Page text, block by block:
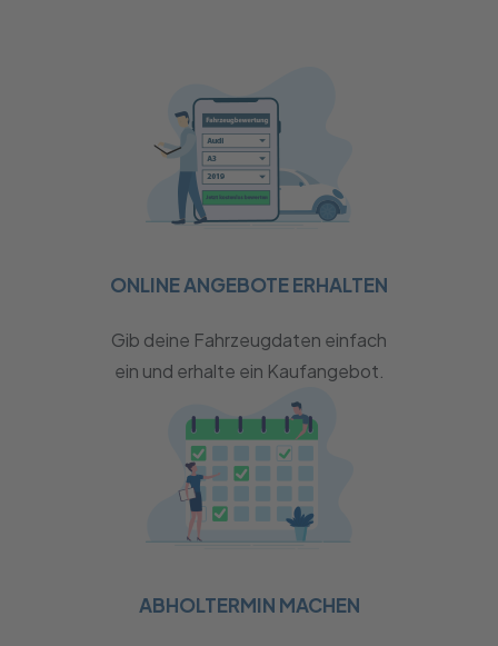
ONLINE ANGEBOTE ERHALTEN
Gib deine Fahrzeugdaten einfach
ein und erhalte ein Kaufangebot.
ABHOLTERMIN MACHEN